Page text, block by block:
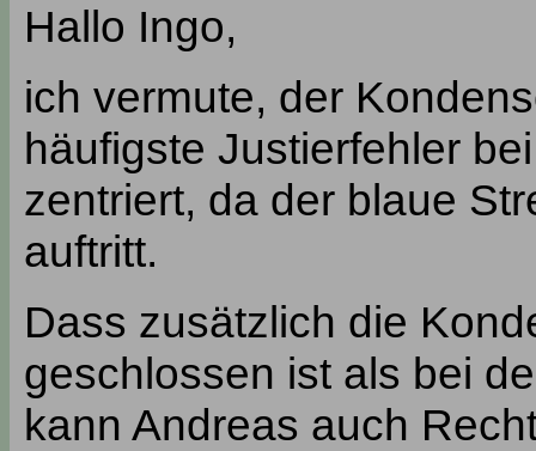
Hallo Ingo,
ich vermute, der
häufigste Justierfehler
zentriert, da der blaue
auftritt.
Dass zusätzlich die
geschlossen ist als bei
kann Andreas auch